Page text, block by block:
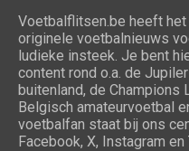
Voetbalflitsen.be heeft
originele voetbalnieuws
ludieke insteek. Je bent
content rond o.a. de
buitenland, de Champions
Belgisch amateurvoetbal
voetbalfan staat bij ons
Facebook, X, Instagram en